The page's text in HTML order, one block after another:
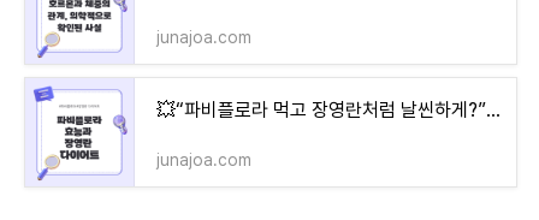
junajoa.com
💥“파비플로라 먹고 장영란처럼 날씬하게?” 연예인이 선택한 다이어트 비결의 진실
junajoa.com